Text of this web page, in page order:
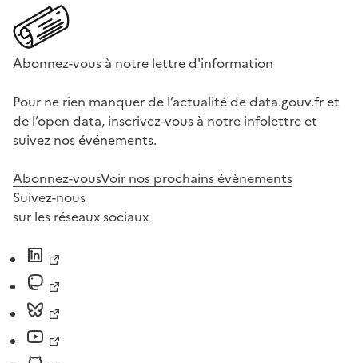
Abonnez-vous à notre lettre d'information
Pour ne rien manquer de l’actualité de data.gouv.fr et
de l’open data, inscrivez-vous à notre infolettre et
suivez nos événements.
Abonnez-vousVoir nos prochains évènements
Suivez-nous
sur les réseaux sociaux